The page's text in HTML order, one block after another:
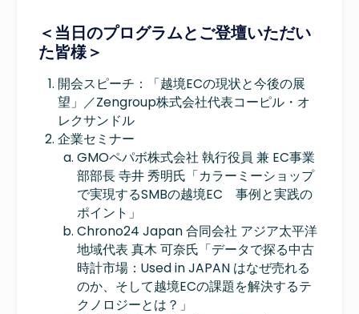
＜当日のプログラムとご登壇いただい
た皆様＞
開会スピーチ：「越境ECの現状と今後の展
望」／Zengroup株式会社代表コーピル・オ
レクサンドル
企業セミナー
GMOペパボ株式会社 執行役員 兼 EC事業
部部長 寺井 秀明氏 「カラーミーショップ
で実現するSMBの越境EC 事例と実践の
ポイント」
Chrono24 Japan 合同会社 アジア太平洋
地域代表 真木 可奈氏 「データで探る中古
時計市場：Used in JAPAN はなぜ売れる
のか、そして越境ECの課題を解決するテ
クノロジーとは？」